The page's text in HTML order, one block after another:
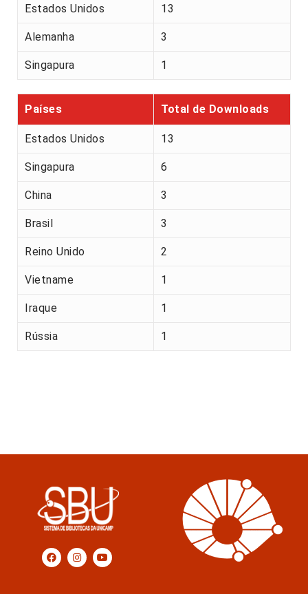
Estados Unidos 13
Alemanha 3
Singapura 1
Países Total de Downloads
Estados Unidos 13
Singapura 6
China 3
Brasil 3
Reino Unido 2
Vietname 1
Iraque 1
Rússia 1